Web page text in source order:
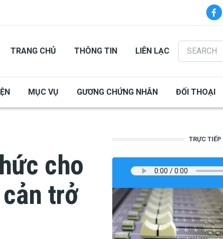
TRANG CHỦ THÔNG TIN LIÊN LẠC
Search
MỤC VỤ GƯƠNG CHỨNG NHÂN ĐỐI THOẠI
cho
trở
TRỰC TIẾP